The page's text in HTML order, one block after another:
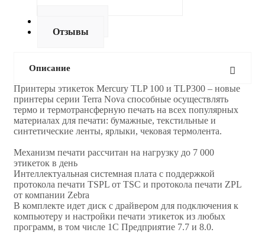
Отзывы
Описание
Принтеры этикеток Mercury TLP 100 и TLP300 – новые
принтеры серии Terra Nova способные осуществлять
термо и термотрансферную печать на всех популярных
материалах для печати: бумажные, текстильные и
синтетические ленты, ярлыки, чековая термолента.
Механизм печати рассчитан на нагрузку до 7 000
этикеток в день
Интеллектуальная системная плата с поддержкой
протокола печати TSPL от TSC и протокола печати ZPL
от компании Zebra
В комплекте идет диск с драйвером для подключения к
компьютеру и настройки печати этикеток из любых
программ, в том числе 1С Предприятие 7.7 и 8.0.